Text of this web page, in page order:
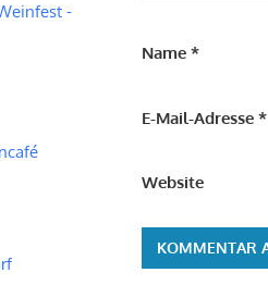
Name*
E-Mail-Adresse*
Website
-